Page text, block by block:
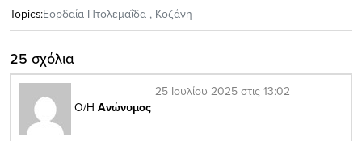
Topics:Εορδαία Πτολεμαΐδα , Κοζάνη
25 σχόλια
Ο/Η Ανώνυμος
25 Ιουλίου 2025 στις 13:02